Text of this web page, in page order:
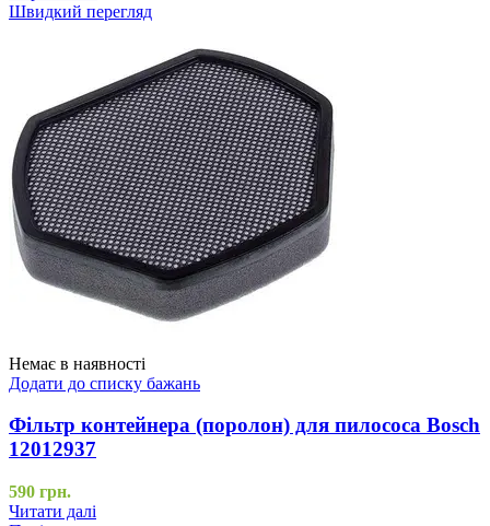
Швидкий перегляд
Немає в наявності
Додати до списку бажань
Фільтр контейнера (поролон) для пилососа Bosch
12012937
590 грн.
Читати далі